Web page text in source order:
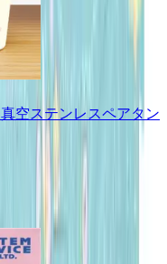
空ステンレスペアタン